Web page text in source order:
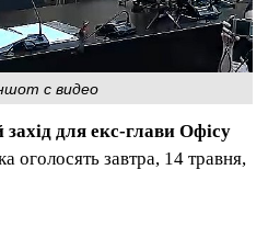
с видео
для екс-глави Офісу
оголосять завтра, 14 травня,